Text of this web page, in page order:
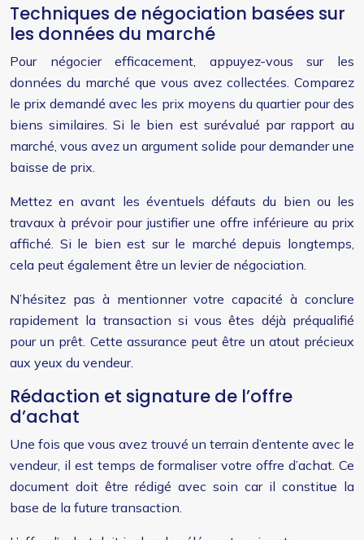
Techniques de négociation basées sur
les données du marché
Pour négocier efficacement, appuyez-vous sur les
données du marché que vous avez collectées. Comparez
le prix demandé avec les prix moyens du quartier pour des
biens similaires. Si le bien est surévalué par rapport au
marché, vous avez un argument solide pour demander une
baisse de prix.
Mettez en avant les éventuels défauts du bien ou les
travaux à prévoir pour justifier une offre inférieure au prix
affiché. Si le bien est sur le marché depuis longtemps,
cela peut également être un levier de négociation.
N’hésitez pas à mentionner votre capacité à conclure
rapidement la transaction si vous êtes déjà préqualifié
pour un prêt. Cette assurance peut être un atout précieux
aux yeux du vendeur.
Rédaction et signature de l’offre
d’achat
Une fois que vous avez trouvé un terrain d’entente avec le
vendeur, il est temps de formaliser votre offre d’achat. Ce
document doit être rédigé avec soin car il constitue la
base de la future transaction.